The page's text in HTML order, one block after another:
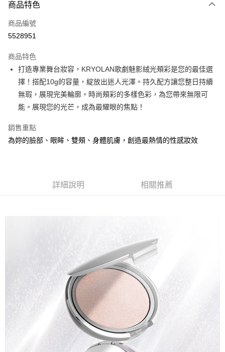
信用卡一次付款
超商取貨付款
Apple Pay
街口支付
悠遊付
Google Pay
全盈+PAY
【關於「AFTEE先享後付」】
１．於結帳方式選擇「AFTEE先享後付」後，將跳轉至「AFTEE先享後付」
結帳頁面，進行簡訊認證並確認金額後，即可完成結帳。
２．訂單成立數日內，您將收到繳費通知簡訊。
３．收到繳費通知簡訊後14天內，點擊此簡訊中的連結，可透過四大超商／
ATM／網路銀行／等多元方式進行付款，方視為交易完成。
※ 請注意：結帳手續完成當下不需立刻繳費，但若您需要取消訂單，請聯絡
購買商品的店家。未經商家同意取消之訂單仍視為有效，需透過AFTEE先享
後付繳納相關費用。
※ 交易是否成功請以「AFTEE先享後付 」之結帳頁面顯示為準，若有關於
是否繳費成功／繳費後需取消欲退款等相關疑問，請聯繫「AFTEE先享後付
客戶支援中心」
https://netprotections.freshdesk.com/support/home
每筆NT$80，滿NT$800(含以上)免運費
每筆NT$80，滿NT$800(含以上)免運費
每筆NT$80，滿NT$800(含以上)免運費
商品特色
商品編號
5528951
商品特色
打造專業舞台妝容，KRYOLAN歌劇魅影絨光頰彩是您的最佳選
擇！搭配10g的容量，綻放出迷人光澤。持久配方讓您整日持續
無瑕，展現完美輪廓。時尚頰彩的多樣色彩，為您帶來無限可
能。展現您的光芒，成為最耀眼的焦點！
銷售重點
為妳的臉部、眼眸、雙頰、身體肌膚，創造最熱情的性感妝效
詳細說明 相關推薦